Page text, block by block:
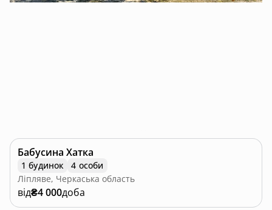
Бабусина Хатка
1 будинок
4 особи
Ліпляве, Черкаська область
від₴4 000доба